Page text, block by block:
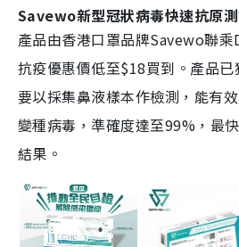
Savewo新型冠狀病毒快速抗原
產品由香港口罩品牌Savewo聯乘
抗疫優惠價低至$18買到。產品已
要以採集鼻液樣本作檢測，能有
變種病毒，準確度達至99%，最
結果。